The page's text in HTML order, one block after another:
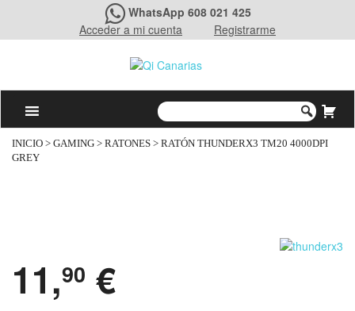
WhatsApp 608 021 425
Acceder a mi cuenta
Registrarme
INICIO > GAMING > RATONES > RATÓN THUNDERX3 TM20 4000DPI
GREY
11,90 €